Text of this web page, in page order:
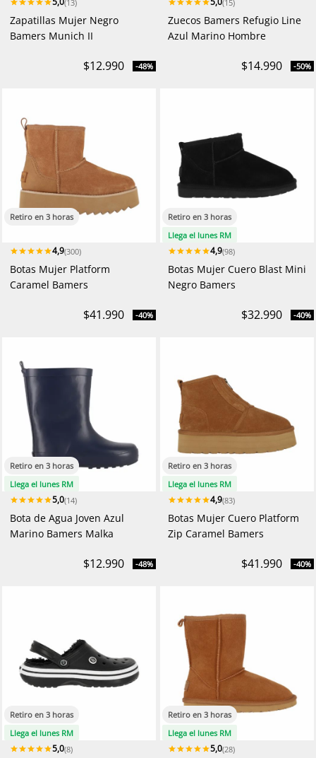
(13)
Zapatillas Mujer Negro
Bamers Munich II
$12.990 -48%
(15)
Zuecos Bamers Refugio Line
Azul Marino Hombre
$14.990 -50%
Retiro en 3 horas
4,9(300)
Botas Mujer Platform
Caramel Bamers
$41.990 -40%
Retiro en 3 horas
Llega el lunes RM
4,9(98)
Botas Mujer Cuero Blast Mini
Negro Bamers
$32.990 -40%
Retiro en 3 horas
Llega el lunes RM
5,0(14)
Bota de Agua Joven Azul
Marino Bamers Malka
$12.990 -48%
Retiro en 3 horas
Llega el lunes RM
4,9(83)
Botas Mujer Cuero Platform
Zip Caramel Bamers
$41.990 -40%
Retiro en 3 horas
Llega el lunes RM
5,0(8)
Retiro en 3 horas
Llega el lunes RM
5,0(28)